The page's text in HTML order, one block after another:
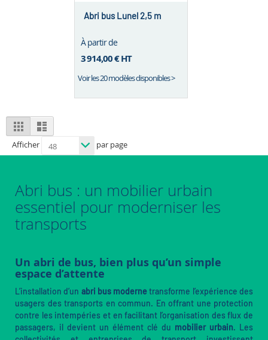
Abri bus Lunel 2,5 m
À partir de
3 914,00 €HT
Voir les 20 modèles disponibles >
View
as
Grid List
Afficher par page
Abri bus : un mobilier urbain
essentiel pour moderniser les
transports
Un abri de bus, bien plus qu’un simple
espace d’attente
L’installation d’un abri bus modernetransforme l’expérience des
usagers des transports en commun. En offrant une protection
contre les intempéries et en facilitant l’organisation des flux de
passagers, il devient un élément clé du mobilier urbain. Les